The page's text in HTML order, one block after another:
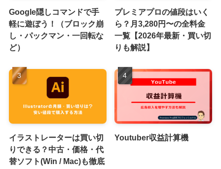
Google隠しコマンドで手
軽に遊ぼう！（ブロック崩
し・パックマン・一回転な
ど）
プレミアプロの値段はいく
ら？月3,280円〜の全料金
一覧【2026年最新・買い切
りも解説】
イラストレーターは買い切
りできる？中古・価格・代
替ソフト(Win / Mac)も徹底
Youtuber収益計算機